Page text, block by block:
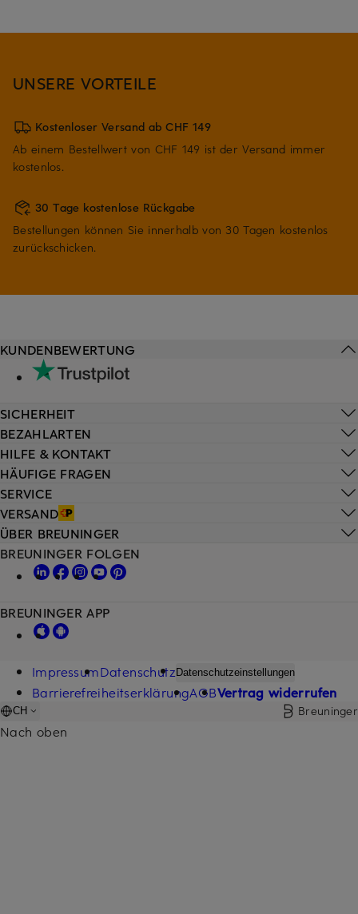
UNSERE VORTEILE
Kostenloser Versand ab CHF 149
Ab einem Bestellwert von CHF 149 ist der Versand immer
kostenlos.
30 Tage kostenlose Rückgabe
Bestellungen können Sie innerhalb von 30 Tagen kostenlos
zurückschicken.
HILFE & KONTAKT
HÄUFIGE FRAGEN
SERVICE
VERSAND
KUNDENBEWERTUNG
SICHERHEIT
BEZAHLARTEN
ÜBER BREUNINGER
BREUNINGER FOLGEN
BREUNINGER APP
ImpressumDatenschutz Datenschutzeinstellungen
BarrierefreiheitserklärungAGBVertrag widerrufen
CH Breuninger
Nach oben